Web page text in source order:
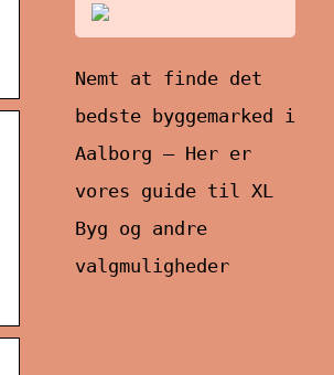
Nemt at finde det
bedste byggemarked i
Aalborg – Her er
vores guide til XL
Byg og andre
valgmuligheder